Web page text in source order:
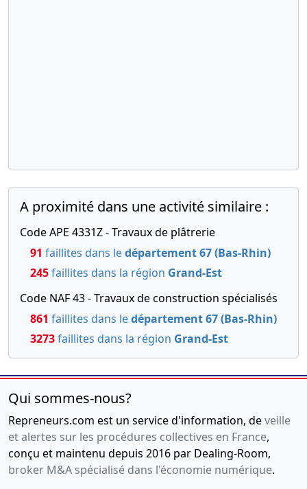
A proximité dans une activité similaire :
Code APE 4331Z - Travaux de plâtrerie
91 faillites dans ledépartement 67 (Bas-Rhin)
245faillites dans la région Grand-Est
Code NAF 43 - Travaux de construction spécialisés
861 faillites dans ledépartement 67 (Bas-Rhin)
3273faillites dans la région Grand-Est
Qui sommes-nous?
Repreneurs.com est un service d'information, deveille
et alertes sur les procédures collectives en France,
conçu et maintenu depuis 2016 par Dealing-Room,
broker M&A spécialisé dans l'économie numérique.